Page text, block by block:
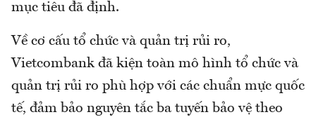
mục tiêu đã định.
Về cơ cấu tổ chức và quản trị rủi ro,
Vietcombank đã kiện toàn mô hình tổ chức và
quản trị rủi ro phù hợp với các chuẩn mực quốc
tế, đảm bảo nguyên tắc ba tuyến bảo vệ theo